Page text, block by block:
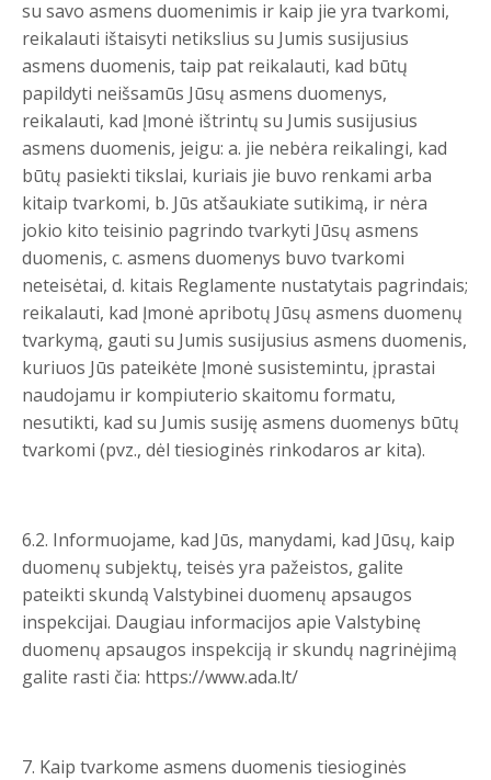
su savo asmens duomenimis ir kaip jie yra tvarkomi,
reikalauti ištaisyti netikslius su Jumis susijusius
asmens duomenis, taip pat reikalauti, kad būtų
papildyti neišsamūs Jūsų asmens duomenys,
reikalauti, kad Įmonė ištrintų su Jumis susijusius
asmens duomenis, jeigu: a. jie nebėra reikalingi, kad
būtų pasiekti tikslai, kuriais jie buvo renkami arba
kitaip tvarkomi, b. Jūs atšaukiate sutikimą, ir nėra
jokio kito teisinio pagrindo tvarkyti Jūsų asmens
duomenis, c. asmens duomenys buvo tvarkomi
neteisėtai, d. kitais Reglamente nustatytais pagrindais;
reikalauti, kad Įmonė apribotų Jūsų asmens duomenų
tvarkymą, gauti su Jumis susijusius asmens duomenis,
kuriuos Jūs pateikėte Įmonė susistemintu, įprastai
naudojamu ir kompiuterio skaitomu formatu,
nesutikti, kad su Jumis susiję asmens duomenys būtų
tvarkomi (pvz., dėl tiesioginės rinkodaros ar kita).
6.2. Informuojame, kad Jūs, manydami, kad Jūsų, kaip
duomenų subjektų, teisės yra pažeistos, galite
pateikti skundą Valstybinei duomenų apsaugos
inspekcijai. Daugiau informacijos apie Valstybinę
duomenų apsaugos inspekciją ir skundų nagrinėjimą
galite rasti čia: https://www.ada.lt/
7. Kaip tvarkome asmens duomenis tiesioginės